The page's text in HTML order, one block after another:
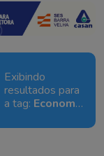
Exibindo
resultados para
a tag: Economia